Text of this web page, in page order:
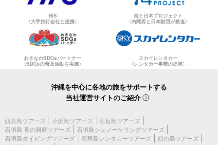
HIS
〈大手旅行会社と提携〉
海と日本プロジェクト
〈内閣府と日本財団が推進〉
おきなわSDGsパートナー
〈SDGsの普及活動を実施〉
スカイレンタカー
〈レンタカー事業の提携〉
沖縄を中心に各地の旅をサポートする
当社運営サイトのご紹介
西表島ツアーズ 小浜島ツアーズ
石垣島ツアーズ
石垣島 青の洞窟ツアーズ
石垣島シュノーケリングツアーズ
石垣島ダイビングツアーズ
石垣島レンタカーツアーズ
幻の島ツアーズ